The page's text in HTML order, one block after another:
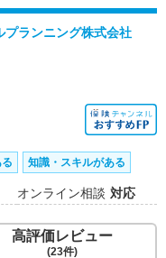
プランニング株式会社
知識・スキルがある
オンライン相談 対応
高評価レビュー
(23件)